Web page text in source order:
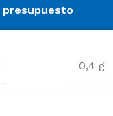
presupuesto
0,4 g